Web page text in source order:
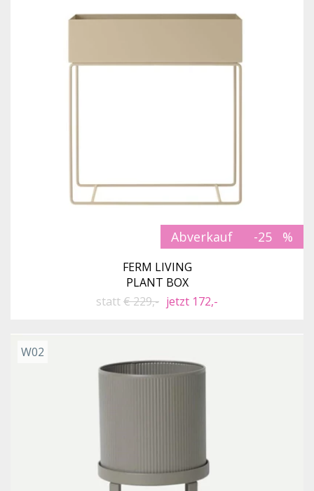
Abverkauf -25
FERM LIVING
PLANT BOX
statt€ 229,- jetzt 172,-
W02